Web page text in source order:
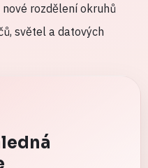
rozdělení okruhů
světel a datových